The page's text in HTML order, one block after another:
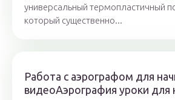
универсальный термопластичный
который существенно...
Работа с аэрографом для
видеоАэрография уроки